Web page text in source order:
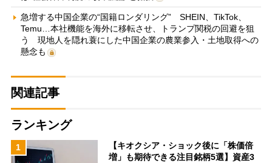
急増する中国企業の“国籍ロンダリング” SHEIN、TikTok、
Temu…本社機能を海外に移転させ、トランプ関税の回避を狙
う 現地人を隠れ蓑にした中国企業の農業参入・土地取得への
懸念も
関連記事
ランキング
1
【キオクシア・ショック後に「株価倍
増」も期待できる注目銘柄5選】資産3